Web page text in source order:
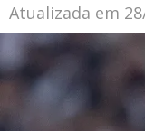
Atualizada em